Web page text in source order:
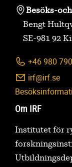
Besöks-
Bengt
SE-981 92
+46 980
irf@irf.se
Om IRF
Institutet för